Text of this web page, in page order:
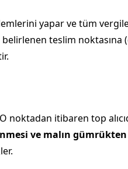
yapar ve tüm
teslim noktasına
noktadan itibaren top
ve malın